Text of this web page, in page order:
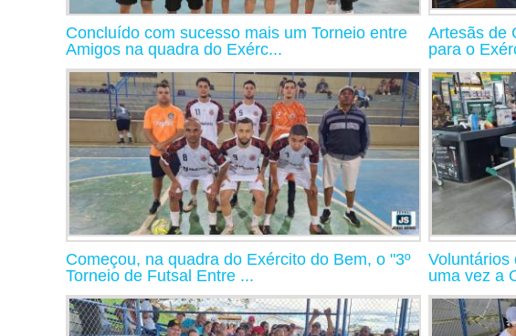
Concluído com sucesso mais um Torneio entre
Amigos na quadra do Exérc...
Artesãs de
para o
Começou, na quadra do Exército do Bem, o "3º
Torneio de Futsal Entre ...
Voluntários
uma vez a